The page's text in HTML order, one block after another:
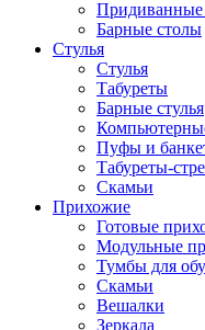
Придиванные
Барные столы
Стулья
Стулья
Табуреты
Барные стулья
Пуфы и
Табуреты-
Скамьи
Прихожие
Готовые
Модульные
Тумбы для
Скамьи
Вешалки
Зеркала